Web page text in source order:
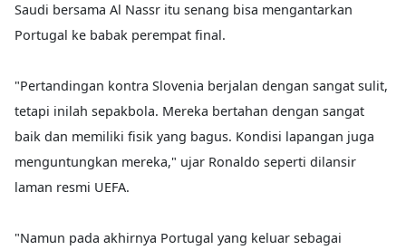
Saudi bersama Al Nassr itu senang bisa mengantarkan
Portugal ke babak perempat final.
"Pertandingan kontra Slovenia berjalan dengan sangat sulit,
tetapi inilah sepakbola. Mereka bertahan dengan sangat
baik dan memiliki fisik yang bagus. Kondisi lapangan juga
menguntungkan mereka," ujar Ronaldo seperti dilansir
laman resmi UEFA.
"Namun pada akhirnya Portugal yang keluar sebagai